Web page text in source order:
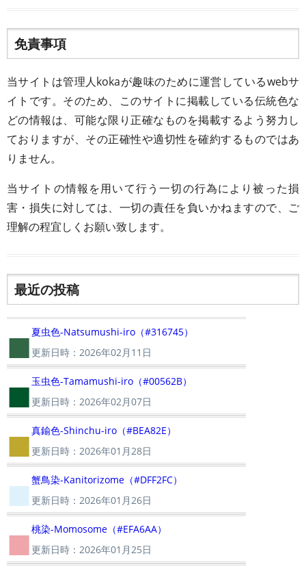
免責事項
当サイトは管理人kokaが趣味のために運営しているwebサ
イトです。そのため、このサイトに掲載している伝統色な
どの情報は、可能な限り正確なものを掲載するよう努力し
ておりますが、その正確性や適切性を確約するものではあ
りません。
当サイトの情報を用いて行う一切の行為により被った損
害・損失に対しては、一切の責任を負いかねますので、ご
理解の程宜しくお願い致します。
最近の投稿
■ 夏虫色-Natsumushi-iro（#316745）
更新日時：2026年02月11日
■ 玉虫色-Tamamushi-iro（#00562B）
更新日時：2026年02月07日
■真鍮色-Shinchu-iro（#BEA82E）
更新日時：2026年01月28日
■ 蟹鳥染-Kanitorizome（#DFF2FC）
更新日時：2026年01月26日
■桃染-Momosome（#EFA6AA）
更新日時：2026年01月25日